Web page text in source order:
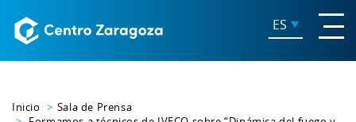
ES
Inicio
Sala de Prensa